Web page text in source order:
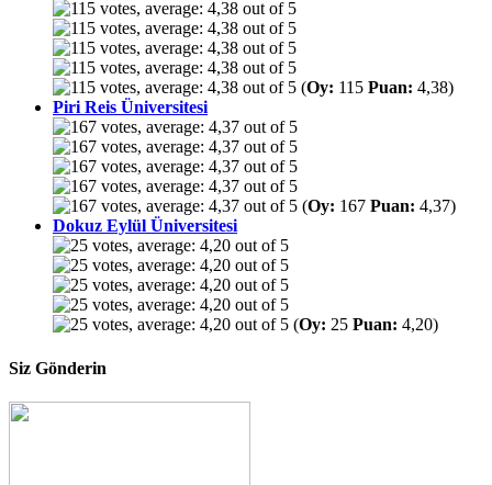
(Oy: 115 Puan: 4,38)
Piri Reis Üniversitesi
(Oy: 167 Puan: 4,37)
Dokuz Eylül Üniversitesi
(Oy: 25 Puan: 4,20)
Siz Gönderin